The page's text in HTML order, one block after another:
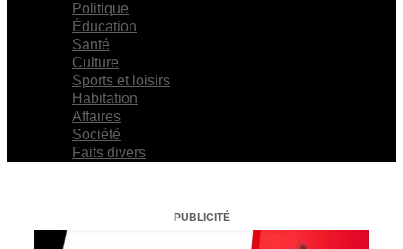
Politique
Éducation
Santé
Culture
Sports et loisirs
Habitation
Affaires
Société
Faits divers
PUBLICITÉ